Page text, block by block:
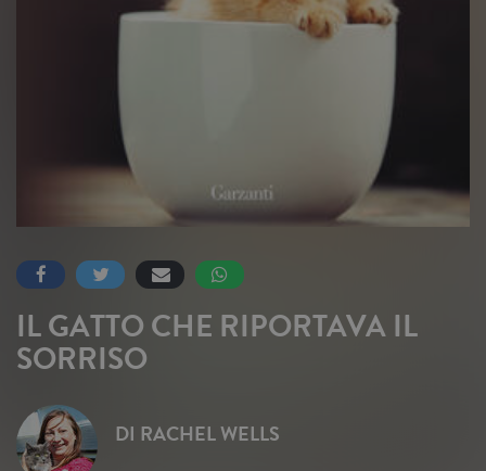
IL GATTO CHE RIPORTAVA IL
SORRISO
DI RACHEL WELLS